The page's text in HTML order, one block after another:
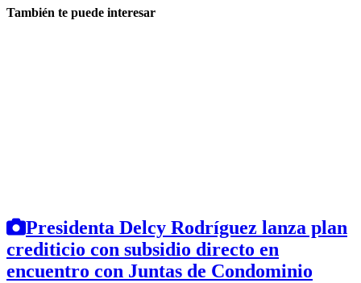
También te puede interesar
Presidenta Delcy Rodríguez lanza plan
crediticio con subsidio directo en
encuentro con Juntas de Condominio